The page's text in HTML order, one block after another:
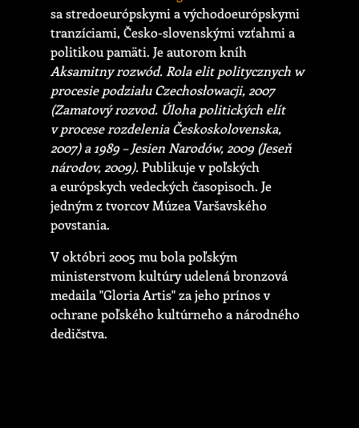
sa stredoeurópskymi a východoeurópskymi
tranzíciami, Česko-slovenskými vzťahmi a
politikou pamäti. Je autorom kníh
Aksamitny rozwód. Rola elit politycznych w
procesie podziału Czechosłowacji, 2007
(Zamatový rozvod. Úloha politických elít
v procese rozdelenia Českoskolovenska,
2007) a 1989 – Jesien Narodów, 2009 (Jeseň
národov, 2009).Publikuje v poľských
a európskych vedeckých časopisoch. Je
jedným z tvorcov Múzea Varšavského
povstania.
V októbri 2005 mu bola poľským
ministerstvom kultúry udelená bronzová
medaila "Gloria Artis" za jeho prínos v
ochrane poľského kultúrneho a národného
dedičstva.